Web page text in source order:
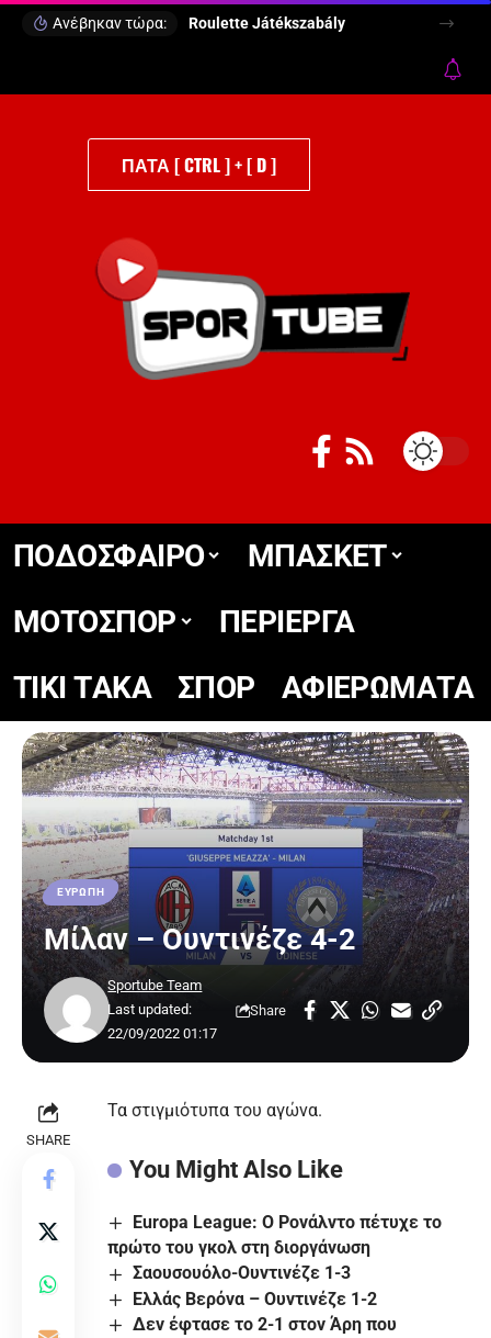
Ανέβηκαν τώρα: Roulette Játékszabály
ΠΑΤΑ [ CTRL ] + [ D ]
ΠΟΔΟΣΦΑΙΡΟ
ΜΠΑΣΚΕΤ
ΜΟΤΟΣΠΟΡ
ΠΕΡΙΕΡΓΑ
TIKΙ TΑΚΑ
ΣΠΟΡ ΑΦΙΕΡΩΜΑΤΑ
ΕΥΡΩΠΗ
Μίλαν – Ουντινέζε 4-2
Last updated:
22/09/2022 01:17
Sportube Team
Share
SHARE
Τα στιγμιότυπα του αγώνα.
You Might Also Like
Εuropa League: Ο Ρονάλντο πέτυχε το
πρώτο του γκολ στη διοργάνωση
Σαουσουόλο-Ουντινέζε 1-3
Ελλάς Βερόνα – Ουντινέζε 1-2
Δεν έφτασε το 2-1 στον Άρη που